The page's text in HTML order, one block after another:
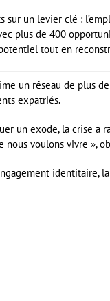
un levier clé :
plus de 400
tout en
un réseau de plus
expatriés.
un exode, la crise a
voulons vivre »,
identitaire,